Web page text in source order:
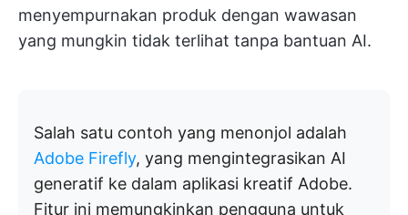
menyempurnakan produk dengan wawasan
yang mungkin tidak terlihat tanpa bantuan AI.
Salah satu contoh yang menonjol adalah
Adobe Firefly, yang mengintegrasikan AI
generatif ke dalam aplikasi kreatif Adobe.
Fitur ini memungkinkan pengguna untuk